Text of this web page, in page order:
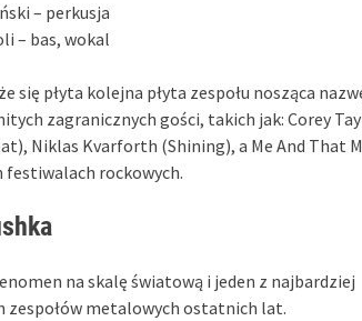
– perkusja
– bas, wokal
się płyta kolejna płyta zespołu nosząca
zagranicznych gości, takich jak: Corey
Niklas Kvarforth (Shining), a Me And That
festiwalach rockowych.
na skalę światową i jeden z najbardziej
zespołów metalowych ostatnich lat.